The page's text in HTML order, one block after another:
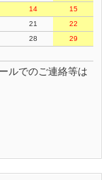
14
15
21
22
28
29
ルでのご連絡等は